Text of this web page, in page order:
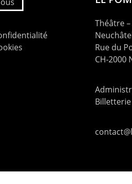
Théâtre
Rue du
CH-2000